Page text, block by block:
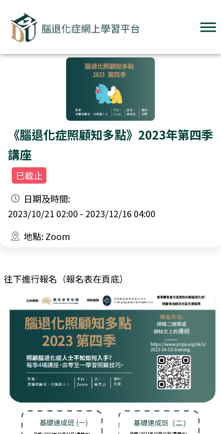
《腦退化症照顧知多點》2023年第四季
講座
已截止
日期及時間:
2023/10/21 02:00 - 2023/12/16 04:00
地點: Zoom
往下進行報名（報名表在頁底）